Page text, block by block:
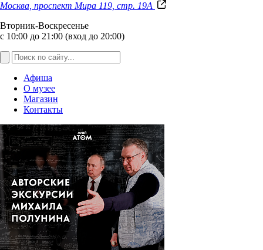
Москва, проспект Мира 119, стр. 19А
Вторник-Воскресенье
с 10:00 до 21:00 (вход до 20:00)
Афиша
О музее
Магазин
Контакты